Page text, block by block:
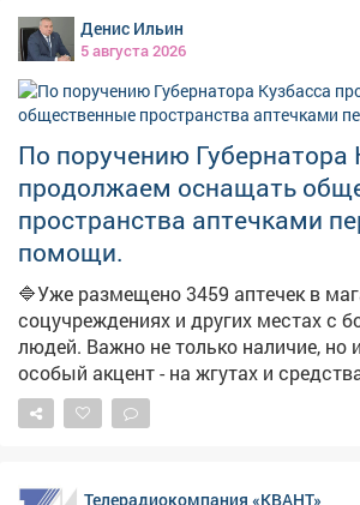
операторов снизились на 9%. На штабе обсудили
текущую обстановку и отметили,
спрос удалось снять, очереди на
сократились. Для дальнейшей
налаживается координация между
сетями, производителями и
операторами. Власти фиксируют жалобы из
отдельных поселений на отсутствие
поручено отслеживать каждый
отрабатывать проблемные точки. В
повысит долю работающих АЗС. Запас топлива для
уборочной кампании уже
чёткий график поставок.
Денис Ильин
5 августа 2026
По поручению Губернатора
продолжаем оснащать
пространства аптечками
помощи.
🔷Уже размещено 3459 аптечек в
соцучреждениях и других местах с
людей. Важно не только наличие, но
особый акцент - на жгутах и
кровотечений. ➡️Параллельно продолжаем
мониторинг укрытий. На фото -
Телерадиокомпания «КВАНТ»